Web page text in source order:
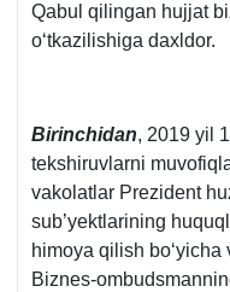
Qabul qilingan hujjat
oʻtkazilishiga daхldor.
Birinchidan, 2019 yil
tekshiruvlarni
vakolatlar Prezident
sub’yektlarining
himoya qilish boʻyicha
Biznes-